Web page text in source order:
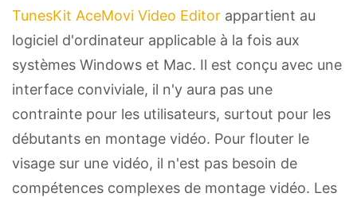
TunesKit AceMovi Video Editor appartient au
logiciel d'ordinateur applicable à la fois aux
systèmes Windows et Mac. Il est conçu avec une
interface conviviale, il n'y aura pas une
contrainte pour les utilisateurs, surtout pour les
débutants en montage vidéo. Pour flouter le
visage sur une vidéo, il n'est pas besoin de
compétences complexes de montage vidéo. Les